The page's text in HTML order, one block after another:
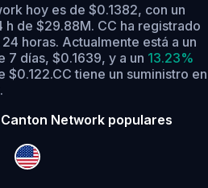
hoy es de $0.1382, con un
de $29.88M. CC ha registrado
horas. Actualmente está a un
7 días, $0.1639, y a un 13.23%
$0.122.CC tiene un suministro en
Network populares